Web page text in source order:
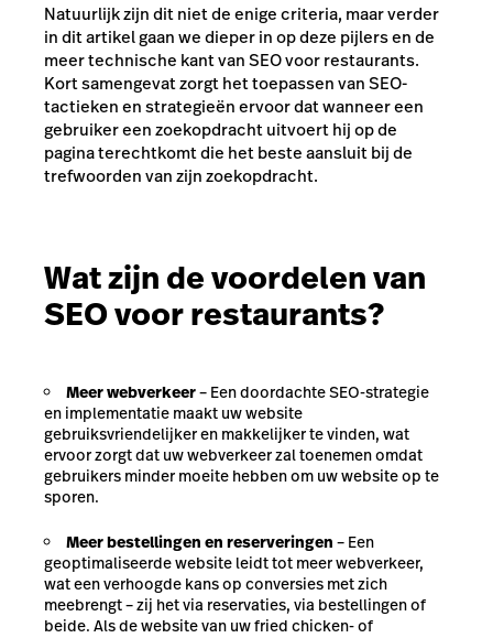
Natuurlijk zijn dit niet de enige criteria, maar verder
in dit artikel gaan we dieper in op deze pijlers en de
meer technische kant van SEO voor restaurants.
Kort samengevat zorgt het toepassen van SEO-
tactieken en strategieën ervoor dat wanneer een
gebruiker een zoekopdracht uitvoert hij op de
pagina terechtkomt die het beste aansluit bij de
trefwoorden van zijn zoekopdracht.
Wat zijn de voordelen van
SEO voor restaurants?
Meer webverkeer– Een doordachte SEO-strategie
en implementatie maakt uw website
gebruiksvriendelijker en makkelijker te vinden, wat
ervoor zorgt dat uw webverkeer zal toenemen omdat
gebruikers minder moeite hebben om uw website op te
sporen.
Meer bestellingen en reserveringen – Een
geoptimaliseerde website leidt tot meer webverkeer,
wat een verhoogde kans op conversies met zich
meebrengt – zij het via reservaties, via bestellingen of
beide. Als de website van uw fried chicken- of